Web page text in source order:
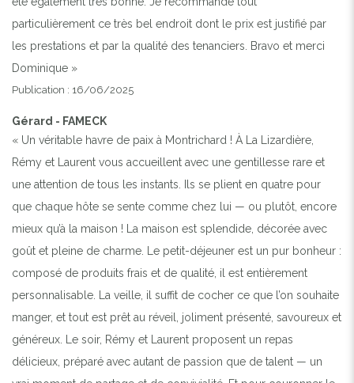
particulièrement ce très bel endroit dont le prix est justifié par
les prestations et par la qualité des tenanciers. Bravo et merci
Dominique »
Publication : 16/06/2025
Gérard - FAMECK
« Un véritable havre de paix à Montrichard ! À La Lizardière,
Rémy et Laurent vous accueillent avec une gentillesse rare et
une attention de tous les instants. Ils se plient en quatre pour
que chaque hôte se sente comme chez lui — ou plutôt, encore
mieux qu’à la maison ! La maison est splendide, décorée avec
goût et pleine de charme. Le petit-déjeuner est un pur bonheur :
composé de produits frais et de qualité, il est entièrement
personnalisable. La veille, il suffit de cocher ce que l’on souhaite
manger, et tout est prêt au réveil, joliment présenté, savoureux et
généreux. Le soir, Rémy et Laurent proposent un repas
délicieux, préparé avec autant de passion que de talent — un